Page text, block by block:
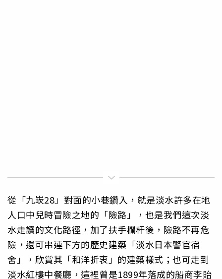
從「九崁28」對面的小巷鑽入，就是淡水許多在地
人口中兒時冒險之地的「險路」，也是我們這次淡
水走讀的文化路徑，加了扶手欄杆後，險路不再危
險，還可串連下方的歷史建築「淡水日本警官宿
舍」，欣賞其「和洋折衷」的建築樣式；也可走到
淡水紅樓中餐廳，這裡曾是1899年落成的船商李貽